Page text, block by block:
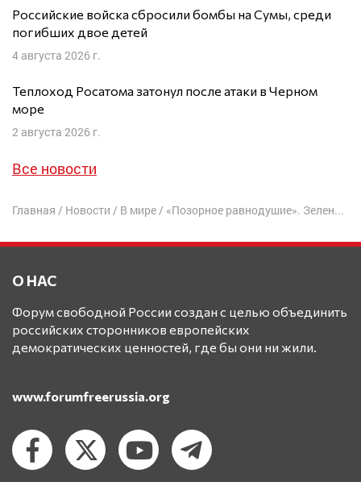
Российские войска сбросили бомбы на Сумы, среди
погибших двое детей
4 августа 2026 г.
Теплоход Росатома затонул после атаки в Черном
море
2 августа 2026 г.
Все новости
Главная / Новости / В мире/ «Позорное равнодушие». Зеленский осудил реакцию мира на разрушение Каховской ГЭС
О НАС
Форум свободной России создан с целью объединить
российских сторонников европейских
демократических ценностей, где бы они ни жили.
www.forumfreerussia.org